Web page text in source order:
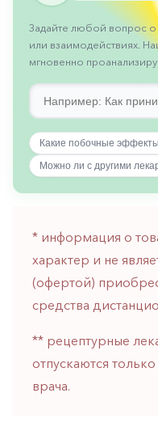
Сосудистые
Урология
Ухо-
горло-
нос
Хирургия
железа
Задайте любой вопрос
или взаимодействиях.
мгновенно
Какие побочные
Можно ли с другими
* информация о
характер и не
(офертой)
средства
** рецептурные
отпускаются
врача.